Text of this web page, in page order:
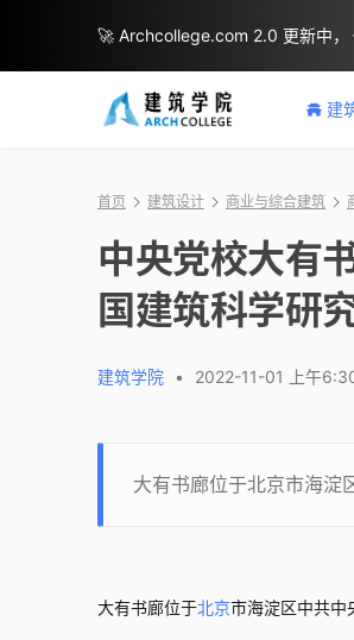
建
首页 建筑设计 商业与综合建筑
中央党校大有
国建筑科学研
建筑学院 • 2022-11-01 上午
大有书廊位于北京市海淀
大有书廊位于北京市海淀区中共中
🚀 Archcollege.com 2.0 更新中，